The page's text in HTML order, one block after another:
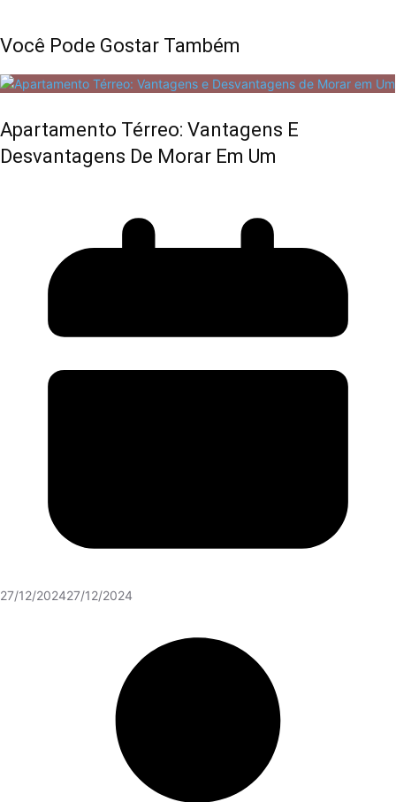
Você Pode Gostar Também
Apartamento Térreo: Vantagens E
Desvantagens De Morar Em Um
27/12/202427/12/2024